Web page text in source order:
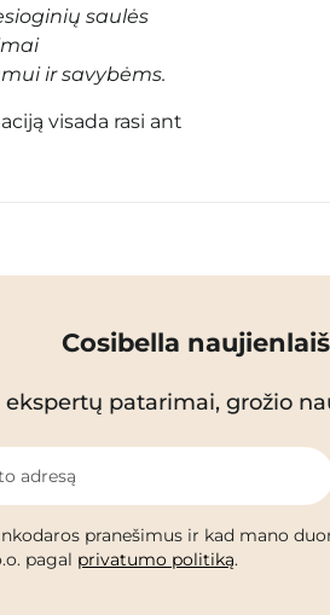
saulės
ir savybėms.
visada rasi ant
Cosibella
patarimai, grožio
adresą
pranešimus ir kad mano
pagal privatumo politiką.